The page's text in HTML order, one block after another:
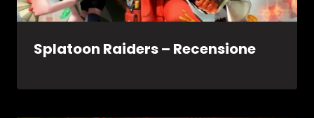
Splatoon Raiders – Recensione